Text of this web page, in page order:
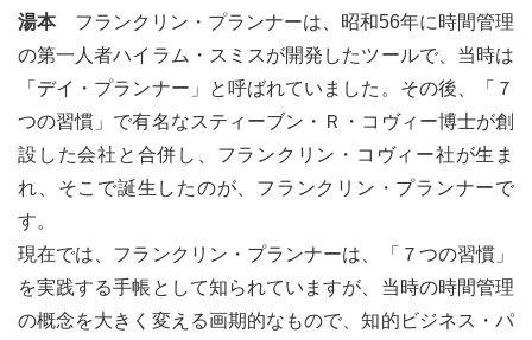
湯本 フランクリン・プランナーは、昭和56年に時間管理
の第一人者ハイラム・スミスが開発したツールで、当時は
「デイ・プランナー」と呼ばれていました。その後、「７
つの習慣」で有名なスティーブン・Ｒ・コヴィー博士が創
設した会社と合併し、フランクリン・コヴィー社が生ま
れ、そこで誕生したのが、フランクリン・プランナーで
す。
現在では、フランクリン・プランナーは、「７つの習慣」
を実践する手帳として知られていますが、当時の時間管理
の概念を大きく変える画期的なもので、知的ビジネス・パ